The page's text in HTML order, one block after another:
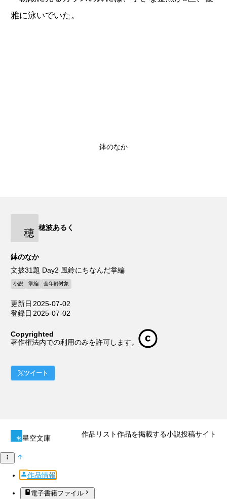
雅に泳いでいた。
鉢のなか
穂 穂波あるく
鉢のなか
文披31題 Day2 風鈴にちなんだ掌編
小説 掌編 全年齢対象
更新日 2025-07-02
登録日 2025-07-02
Copyrighted
著作権法内での利用のみを許可します。
ツイート
星空文庫 作品リスト作品を掲載する小説投稿サイト
作品情報
電子書籍ファイル